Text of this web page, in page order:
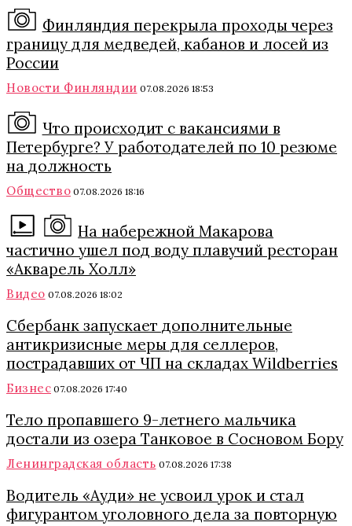
Финляндия перекрыла проходы через
границу для медведей, кабанов и лосей из
России
Новости Финляндии 07.08.2026 18:53
Что происходит с вакансиями в
Петербурге? У работодателей по 10 резюме
на должность
Общество 07.08.2026 18:16
На набережной Макарова
частично ушел под воду плавучий ресторан
«Акварель Холл»
Видео 07.08.2026 18:02
Сбербанк запускает дополнительные
антикризисные меры для селлеров,
пострадавших от ЧП на складах Wildberries
Бизнес 07.08.2026 17:40
Тело пропавшего 9-летнего мальчика
достали из озера Танковое в Сосновом Бору
Ленинградская область 07.08.2026 17:38
Водитель «Ауди» не усвоил урок и стал
фигурантом уголовного дела за повторную